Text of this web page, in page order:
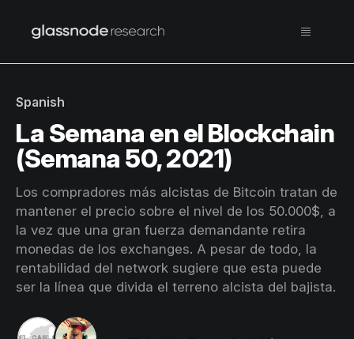
Spanish
La Semana en el Blockchain
(Semana 50, 2021)
Los compradores más alcistas de Bitcoin tratan de
mantener el precio sobre el nivel de los 50.000$, a
la vez que una gran fuerza demandante retira
monedas de los exchanges. A pesar de todo, la
rentabilidad del network sugiere que esta puede
ser la línea que divida el terreno alcista del bajista.